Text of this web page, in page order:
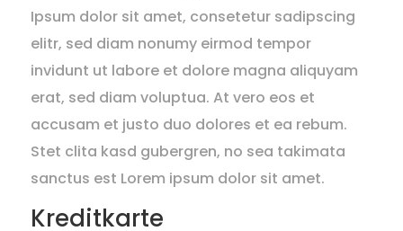
Ipsum dolor sit amet, consetetur sadipscing
elitr, sed diam nonumy eirmod tempor
invidunt ut labore et dolore magna aliquyam
erat, sed diam voluptua. At vero eos et
accusam et justo duo dolores et ea rebum.
Stet clita kasd gubergren, no sea takimata
sanctus est Lorem ipsum dolor sit amet.
Kreditkarte